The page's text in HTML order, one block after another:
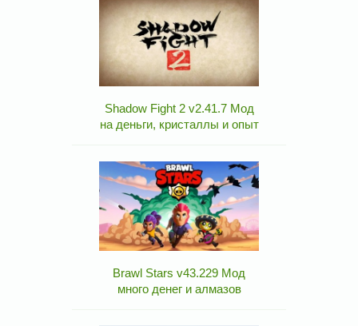
Shadow Fight 2 v2.41.7 Мод
на деньги, кристаллы и опыт
Brawl Stars v43.229 Мод
много денег и алмазов